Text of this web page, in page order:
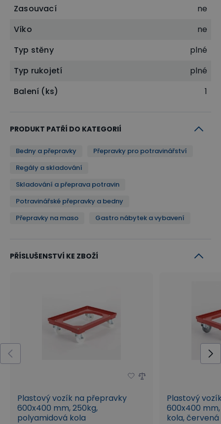
Zasouvací
ne
Víko
ne
Typ stěny
plné
Typ rukojetí
plné
Balení (ks)
1
PRODUKT PATŘÍ DO KATEGORIÍ
Bedny a přepravky
Přepravky pro potravinářství
Regály a skladování
Skladování a přeprava potravin
Potravinářské přepravky a bedny
Přepravky na maso
Gastro nábytek a vybavení
PŘÍSLUŠENSTVÍ KE ZBOŽÍ
Plastový vozík na přepravky
600x400 mm, 250kg,
polyamidová kola
Plastový
600x400
kola, červená